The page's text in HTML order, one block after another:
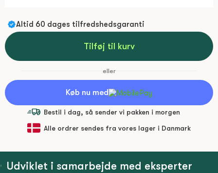
Altid 60 dages tilfredshedsgaranti
Tilføj til kurv
eller
Køb nu med
Bestil i dag, så sender vi pakken i morgen
Alle ordrer sendes fra vores lager i Danmark
Udviklet i samarbejde med eksperter